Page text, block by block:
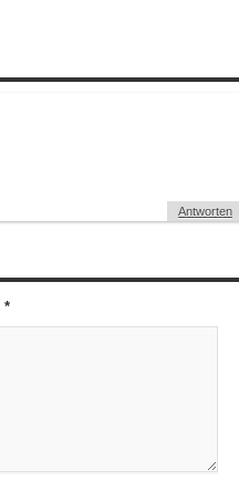
Antworten
*